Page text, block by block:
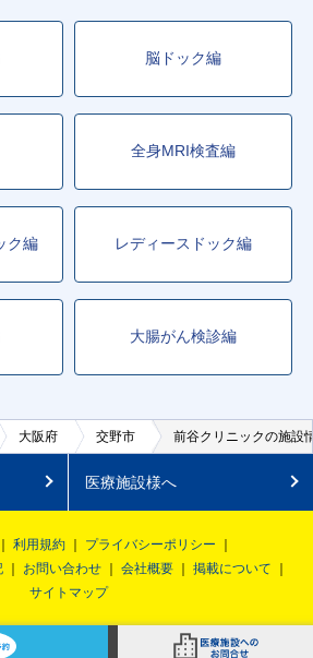
脳ドック編
全身MRI検査編
ク編 レディースドック編
大腸がん検診編
大阪府 交野市 前谷クリニックの施設
医療施設様へ
利用規約
プライバシーポリシー
お問い合わせ 会社概要
掲載について
サイトマップ
Inc. All rights reserved.